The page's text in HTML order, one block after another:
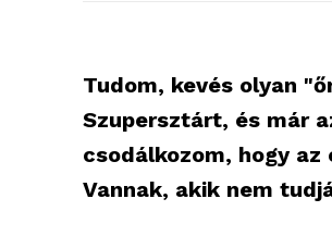
Tudom, kevés olyan
Szupersztárt, és már
csodálkozom, hogy
Vannak, akik nem